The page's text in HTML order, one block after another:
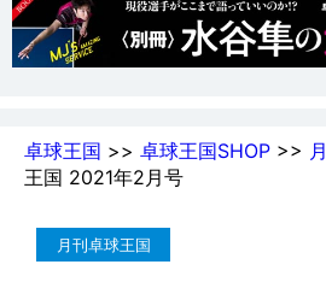
卓球王国 >> 卓球王国SHOP >>
王国 2021年2月号
月刊卓球王国